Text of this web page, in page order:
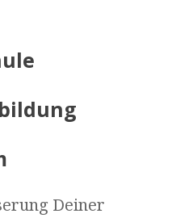
Deiner